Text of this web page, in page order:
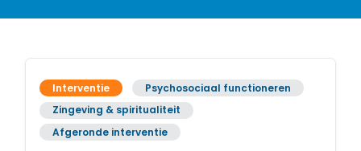
Interventie
Psychosociaal functioneren
Zingeving & spiritualiteit
Afgeronde interventie